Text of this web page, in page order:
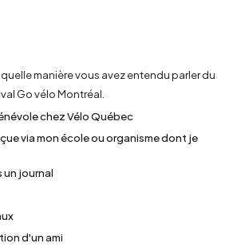
manière vous avez entendu parler du
Go vélo Montréal.
chez Vélo Québec
via mon école ou organisme dont je
un journal
d'un ami